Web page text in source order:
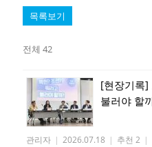
목록보기
전체 42
[현장기록]
불러야 할
관리자 | 2026.07.18 | 추천 2 |